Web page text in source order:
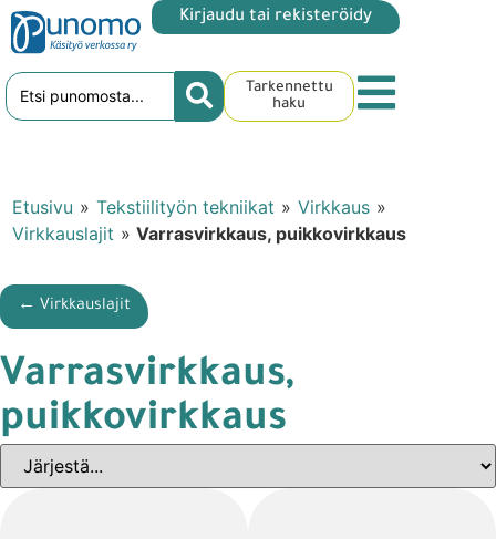
Kirjaudu tai rekisteröidy
Tarkennettu
haku
Etusivu » Tekstiilityön tekniikat » Virkkaus »
Virkkauslajit » Varrasvirkkaus, puikkovirkkaus
← Virkkauslajit
Varrasvirkkaus,
puikkovirkkaus